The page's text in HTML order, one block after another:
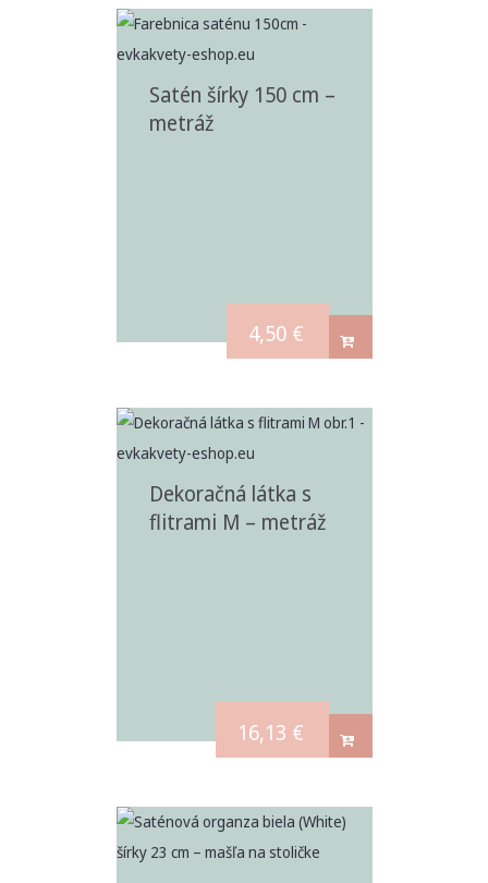
Satén šírky 150 cm –
metráž
4,50 €
Dekoračná látka s
flitrami M – metráž
16,13 €